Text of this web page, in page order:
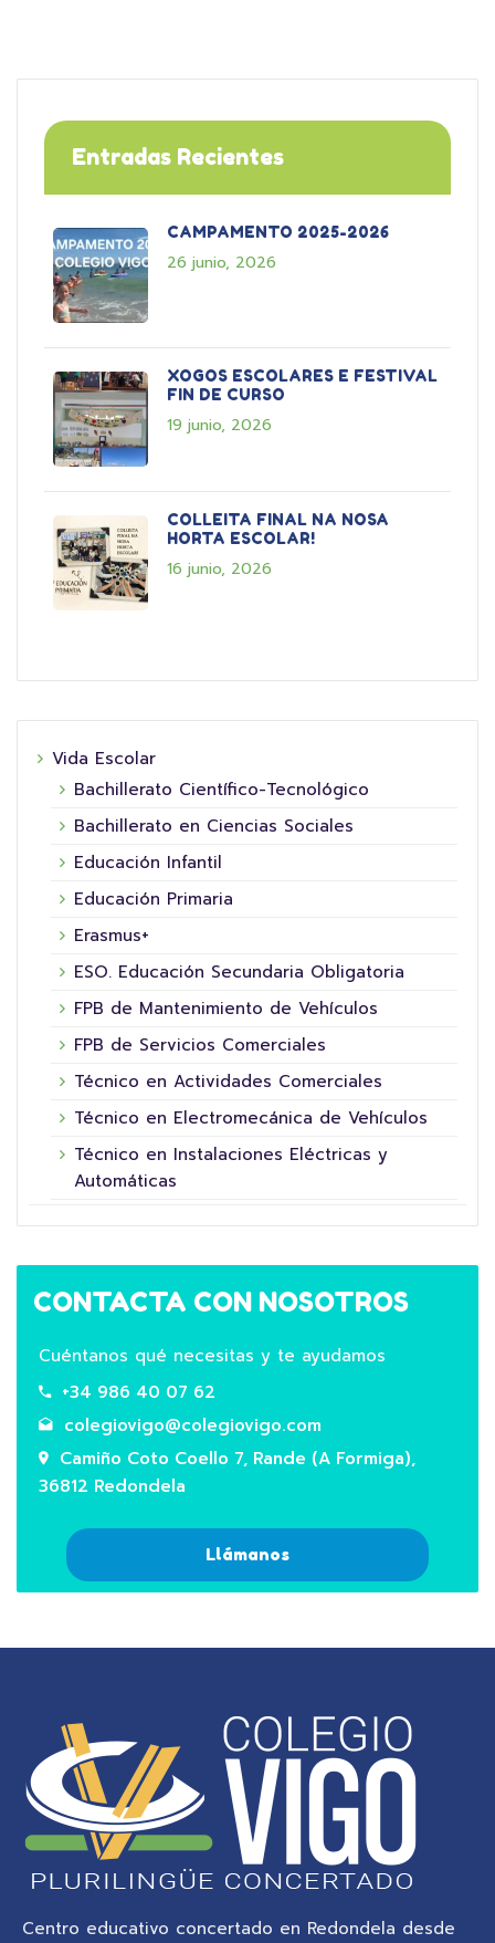
Entradas Recientes
CAMPAMENTO 2025-2026
26 junio, 2026
XOGOS ESCOLARES E FESTIVAL
FIN DE CURSO
19 junio, 2026
COLLEITA FINAL NA NOSA
HORTA ESCOLAR!
16 junio, 2026
Vida Escolar
Bachillerato Científico-Tecnológico
Bachillerato en Ciencias Sociales
Educación Infantil
Educación Primaria
Erasmus+
ESO. Educación Secundaria Obligatoria
FPB de Mantenimiento de Vehículos
FPB de Servicios Comerciales
Técnico en Actividades Comerciales
Técnico en Electromecánica de Vehículos
Técnico en Instalaciones Eléctricas y
Automáticas
CONTACTA CON NOSOTROS
Cuéntanos qué necesitas y te ayudamos
+34 986 40 07 62
colegiovigo@colegiovigo.com
Camiño Coto Coello 7, Rande (A Formiga),
36812 Redondela
Llámanos
Centro educativo concertado en Redondela desde